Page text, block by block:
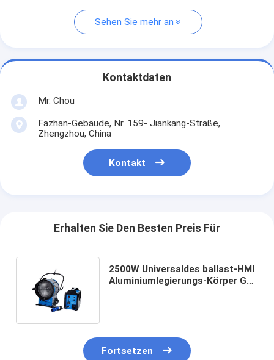
Sehen Sie mehr an
Kontaktdaten
Mr. Chou
Fazhan-Gebäude, Nr. 159- Jiankang-Straße,
Zhengzhou, China
Kontakt
Erhalten Sie Den Besten Preis Für
2500W Universaldes ballast-HMI
Aluminiumlegierungs-Körper G38
Fortsetzen